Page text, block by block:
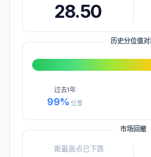
28.50
历史分位值对
过去1年
99% 位置
市场回撤
距最高点已下跌